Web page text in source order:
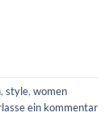
, style, women
ein kommentar